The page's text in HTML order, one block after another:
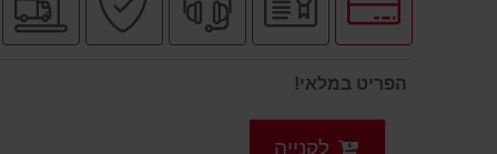
לאפשרויות
תשלומים
רשמי
מקצועי
בטוחה
הפריט במלאי!
לקנייה